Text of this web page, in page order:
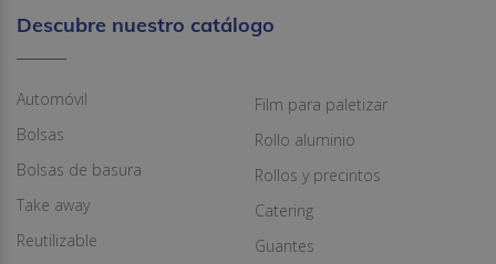
Descubre nuestro catálogo
Automóvil
Bolsas
Bolsas de basura
Take away
Reutilizable
Film para paletizar
Rollo aluminio
Rollos y precintos
Catering
Guantes